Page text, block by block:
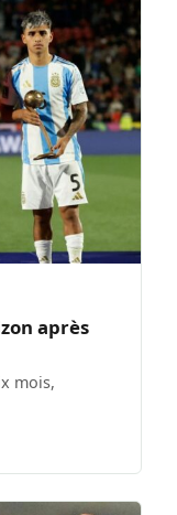
après
mois,